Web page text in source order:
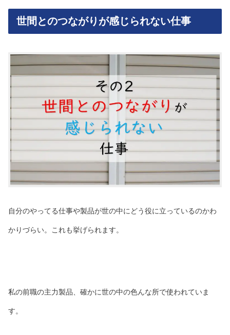
世間とのつながりが感じられない仕事
自分のやってる仕事や製品が世の中にどう役に立っているのかわ
かりづらい。これも挙げられます。
私の前職の主力製品、確かに世の中の色んな所で使われていま
す。